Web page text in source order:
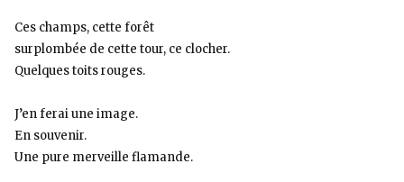
Ces champs, cette forêt
surplombée de cette tour, ce clocher.
Quelques toits rouges.
J’en ferai une image.
En souvenir.
Une pure merveille flamande.